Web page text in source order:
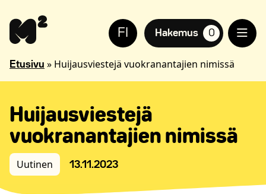
sisältöön
sivuston
käyttöön
FI Hakemus
suosikkiasuntoja,
0
Etusivu » Huijausviestejä vuokranantajien nimissä
Huijausviestejä
vuokranantajien nimissä
Uutinen 13.11.2023